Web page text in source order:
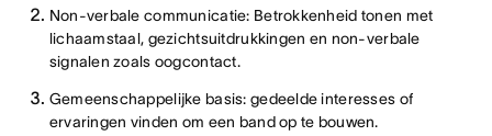
Non-verbale communicatie: Betrokkenheid tonen met
lichaamstaal, gezichtsuitdrukkingen en non-verbale
signalen zoals oogcontact.
Gemeenschappelijke basis: gedeelde interesses of
ervaringen vinden om een band op te bouwen.